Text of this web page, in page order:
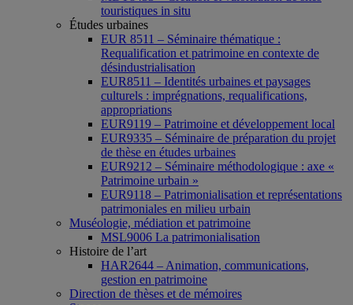
touristiques in situ
Études urbaines
EUR 8511 – Séminaire thématique :
Requalification et patrimoine en contexte de
désindustrialisation
EUR8511 – Identités urbaines et paysages
culturels : imprégnations, requalifications,
appropriations
EUR9119 – Patrimoine et développement local
EUR9335 – Séminaire de préparation du projet
de thèse en études urbaines
EUR9212 – Séminaire méthodologique : axe «
Patrimoine urbain »
EUR9118 – Patrimonialisation et représentations
patrimoniales en milieu urbain
Muséologie, médiation et patrimoine
MSL9006 La patrimonialisation
Histoire de l’art
HAR2644 – Animation, communications,
gestion en patrimoine
Direction de thèses et de mémoires